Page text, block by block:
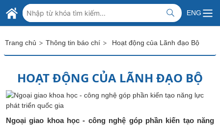
Skip to Main Content
BỘ NGOẠI GIAO VIỆT NAM
MINISTRY OF FOREIGN AFFAIRS
ENG
Trang chủ > Thông tin báo chí > Hoạt động của Lãnh đạo Bộ
HOẠT ĐỘNG CỦA LÃNH ĐẠO BỘ
Ngoại giao khoa học - công nghệ góp phần kiến tạo năng